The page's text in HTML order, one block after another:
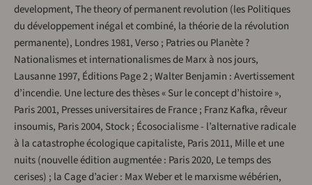
development, The theory of permanent revolution (les Politiques
du développement inégal et combiné, la théorie de la révolution
permanente), Londres 1981, Verso ; Patries ou Planète ?
Nationalismes et internationalismes de Marx à nos jours,
Lausanne 1997, Éditions Page 2 ; Walter Benjamin : Avertissement
d’incendie. Une lecture des thèses « Sur le concept d’histoire »,
Paris 2001, Presses universitaires de France ; Franz Kafka, rêveur
insoumis, Paris 2004, Stock ; Écosocialisme - l’alternative radicale
à la catastrophe écologique capitaliste, Paris 2011, Mille et une
nuits (nouvelle édition augmentée : Paris 2020, Le temps des
cerises) ; la Cage d’acier : Max Weber et le marxisme wébérien,